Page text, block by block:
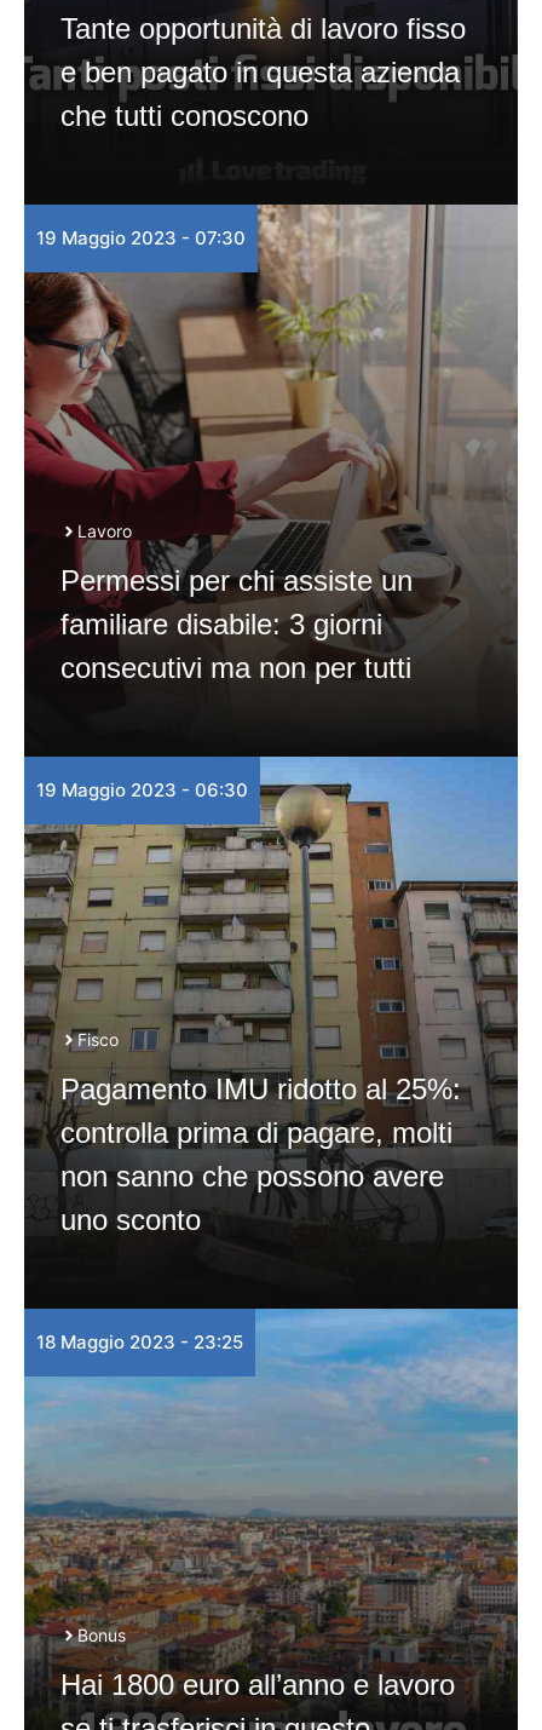
Tante opportunità di lavoro fisso
e ben pagato in questa azienda
che tutti conoscono
19 Maggio 2023 - 07:30
Lavoro
Permessi per chi assiste un
familiare disabile: 3 giorni
consecutivi ma non per tutti
19 Maggio 2023 - 06:30
Fisco
Pagamento IMU ridotto al 25%:
controlla prima di pagare, molti
non sanno che possono avere
uno sconto
18 Maggio 2023 - 23:25
Bonus
Hai 1800 euro all’anno e lavoro